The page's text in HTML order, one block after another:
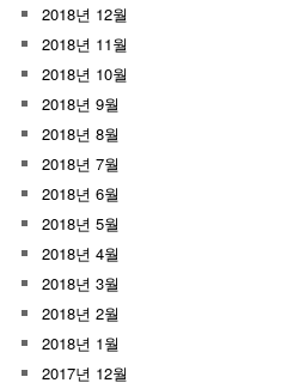
2018년 12월
2018년 11월
2018년 10월
2018년 9월
2018년 8월
2018년 7월
2018년 6월
2018년 5월
2018년 4월
2018년 3월
2018년 2월
2018년 1월
2017년 12월